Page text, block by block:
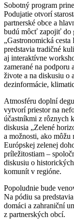
Sobotný program
Podujatie otvorí
partnerské obce a
budú môcť zapojiť do
„Gastronomická
predstavia tradičné
aj interaktívne
zamerané na podporu
živote a na diskusiu o
dezinformácie,
Atmosféru doplní
vytvorí priestor na
účastníkmi z rôznych
diskusia „Zelené
a možnosti, ako
Európskej zelenej
príležitostiam –
diskusiu o
komunít v regióne.
Popoludnie bude
Na pódiu sa
domáci a zahraniční
z partnerských obcí.